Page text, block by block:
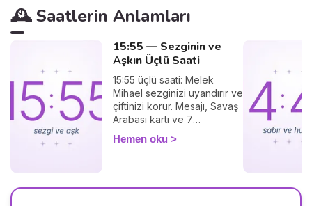
🕰️ Saatlerin Anlamları
15:55 — Sezginin ve
Aşkın Üçlü Saati
15:55 üçlü saati: Melek
Mihael sezginizi uyandırır ve
çiftinizi korur. Mesajı, Savaş
Arabası kartı ve 7
vibrasyonu.
Hemen oku